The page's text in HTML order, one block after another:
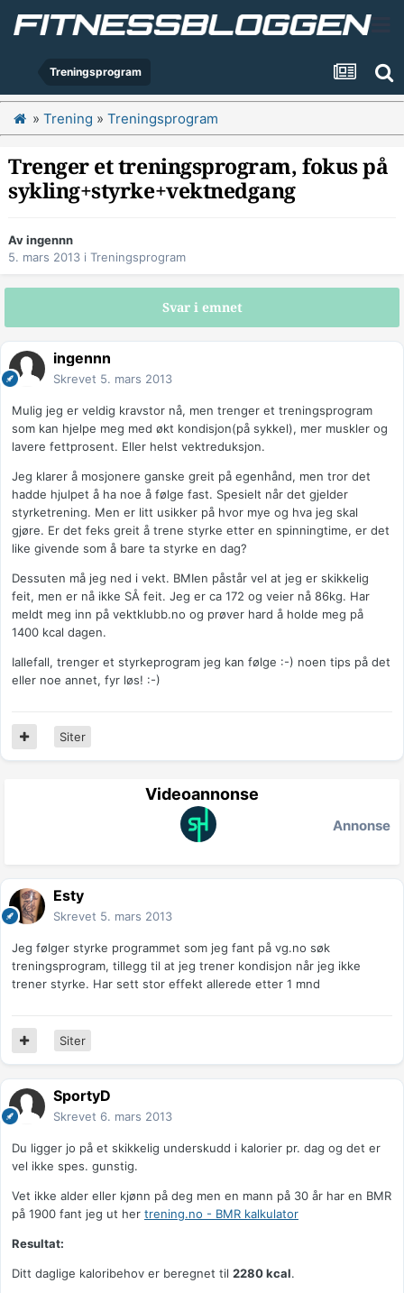
Treningsprogram
» Trening » Treningsprogram
Trenger et treningsprogram, fokus på
sykling+styrke+vektnedgang
Avingennn
5. mars 2013 i Treningsprogram
Svar i emnet
ingennn
Skrevet 5. mars 2013
Mulig jeg er veldig kravstor nå, men trenger et treningsprogram
som kan hjelpe meg med økt kondisjon(på sykkel), mer muskler og
lavere fettprosent. Eller helst vektreduksjon.
Jeg klarer å mosjonere ganske greit på egenhånd, men tror det
hadde hjulpet å ha noe å følge fast. Spesielt når det gjelder
styrketrening. Men er litt usikker på hvor mye og hva jeg skal
gjøre. Er det feks greit å trene styrke etter en spinningtime, er det
like givende som å bare ta styrke en dag?
Dessuten må jeg ned i vekt. BMIen påstår vel at jeg er skikkelig
feit, men er nå ikke SÅ feit. Jeg er ca 172 og veier nå 86kg. Har
meldt meg inn på vektklubb.no og prøver hard å holde meg på
1400 kcal dagen.
Iallefall, trenger et styrkeprogram jeg kan følge :-) noen tips på det
eller noe annet, fyr løs! :-)
Siter
Videoannonse
Annonse
Esty
Skrevet 5. mars 2013
Jeg følger styrke programmet som jeg fant på vg.no søk
treningsprogram, tillegg til at jeg trener kondisjon når jeg ikke
trener styrke. Har sett stor effekt allerede etter 1 mnd
Siter
SportyD
Skrevet 6. mars 2013
Du ligger jo på et skikkelig underskudd i kalorier pr. dag og det er
vel ikke spes. gunstig.
Vet ikke alder eller kjønn på deg men en mann på 30 år har en BMR
på 1900 fant jeg ut her trening.no - BMR kalkulator
Resultat:
Ditt daglige kaloribehov er beregnet til 2280 kcal.